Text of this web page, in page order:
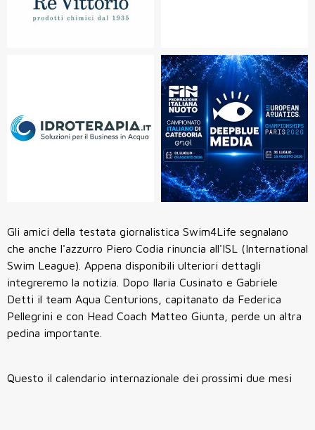
Gli amici della testata giornalistica Swim4Life segnalano
che anche l'azzurro Piero Codia rinuncia all'ISL (International
Swim League). Appena disponibili ulteriori dettagli
integreremo la notizia. Dopo Ilaria Cusinato e Gabriele
Detti il team Aqua Centurions, capitanato da Federica
Pellegrini e con Head Coach Matteo Giunta, perde un altra
pedina importante.
Questo il calendario internazionale dei prossimi due mesi